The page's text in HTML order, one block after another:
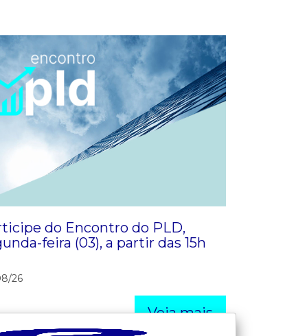
do Encontro do PLD,
feira (03), a partir das 15h
26
Veja mais